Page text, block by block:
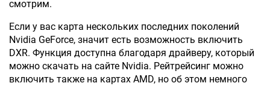
смотрим.
Если у вас карта нескольких последних поколений
Nvidia GeForce, значит есть возможность включить
DXR. Функция доступна благодаря драйверу, который
можно скачать на сайте Nvidia. Рейтрейсинг можно
включить также на картах AMD, но об этом немного